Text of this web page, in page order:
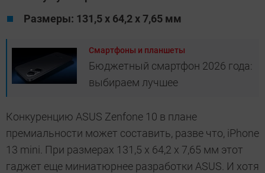
Размеры: 131,5 х 64,2 x 7,65 мм
Смартфоны и планшеты
Бюджетный смартфон 2026 года:
выбираем лучшее
Конкуренцию ASUS Zenfone 10 в плане
премиальности может составить, разве что, iPhone
13 mini. При размерах 131,5 х 64,2 x 7,65 мм этот
гаджет еще миниатюрнее разработки ASUS. И хотя